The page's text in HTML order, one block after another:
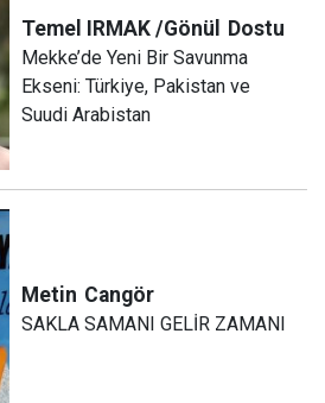
Temel IRMAK /Gönül Dostu
Mekke’de Yeni Bir Savunma
Ekseni: Türkiye, Pakistan ve
Suudi Arabistan
Metin Cangör
SAKLA SAMANI GELİR ZAMANI